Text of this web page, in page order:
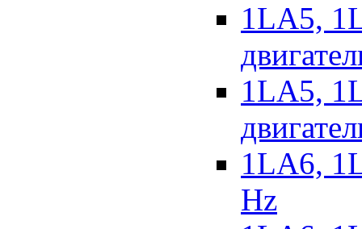
1LA5,
1LA5,
1LA6,
Hz